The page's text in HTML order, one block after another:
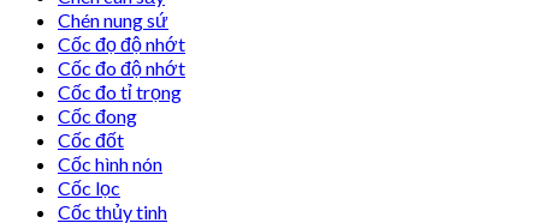
Chén nung sứ
Cốc đọ độ nhớt
Cốc đo độ nhớt
Cốc đo tỉ trọng
Cốc đong
Cốc đốt
Cốc hình nón
Cốc lọc
Cốc thủy tinh